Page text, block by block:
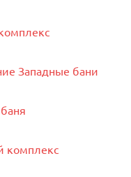
Западные бани
комплекс